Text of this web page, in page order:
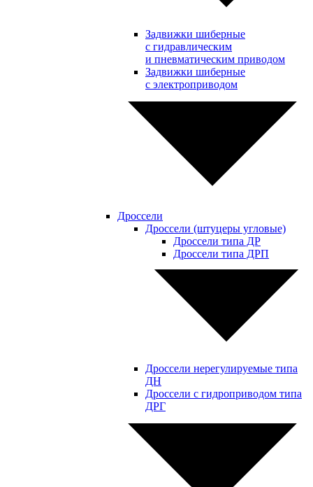
Задвижки шиберные
с гидравлическим
и пневматическим приводом
Задвижки шиберные
с электроприводом
Дроссели
Дроссели (штуцеры угловые)
Дроссели типа ДР
Дроссели типа ДРП
Дроссели нерегулируемые типа
ДН
Дроссели с гидроприводом типа
ДРГ